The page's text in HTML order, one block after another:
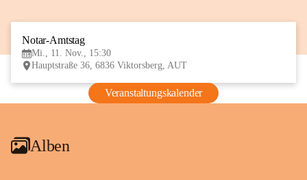
Notar-Amtstag
Mi., 11. Nov., 15:30
Hauptstraße 36, 6836 Viktorsberg, AUT
Veranstaltungskalender
Alben